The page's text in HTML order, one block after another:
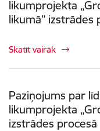
likumprojekta
likumā” izstrādes
Skatīt vairāk
Paziņojums par
likumprojekta
izstrādes procesā